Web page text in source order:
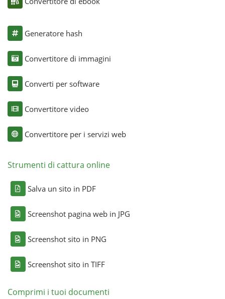
Generatore hash
Convertitore di immagini
Converti per software
Convertitore video
Convertitore per i servizi web
Strumenti di cattura online
Salva un sito in PDF
Screenshot pagina web in JPG
Screenshot sito in PNG
Screenshot sito in TIFF
Comprimi i tuoi documenti